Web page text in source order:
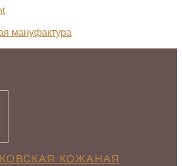
мануфактура
КОЖАНАЯ